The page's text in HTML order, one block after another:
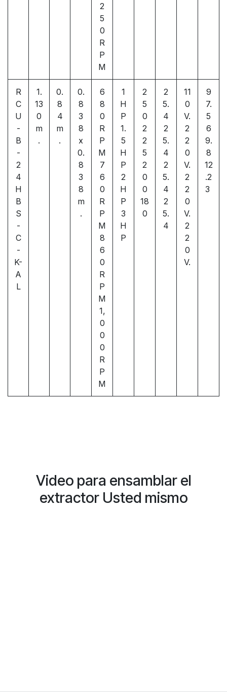
2
5
0
R
P
M
R
C
U
-
B
-
2
4
H
B
S
-
C
-
K-
A
L
1.
13
0
m
.
0.
8
4
m
.
0.
8
3
8
x
0.
8
3
8
m
.
6
8
0
R
P
M
7
6
0
R
P
M
8
6
0
R
P
M
1,
0
0
0
R
P
M
1
H
P
1.
5
H
P
2
H
P
3
H
P
2
5
0
2
2
5
2
0
0
18
0
2
5.
4
2
5.
4
2
5.
4
2
5.
4
11
0
V.
2
2
0
V.
2
2
0
V.
2
2
0
V.
9
7.
5
6
9.
8
12
.2
3
Video para ensamblar el
extractor Usted mismo